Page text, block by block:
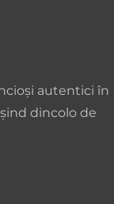
autentici în
dincolo de